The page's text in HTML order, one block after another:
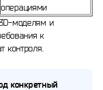
операциями
моделям и
к
контроля.
конкретный